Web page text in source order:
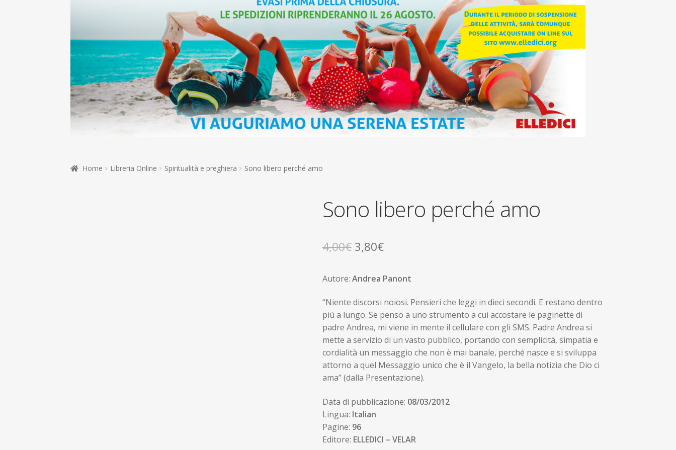
Home Libreria Online Spiritualità e preghiera Sono libero perché amo
Sono libero perché amo
4,00€ Il
originale
era:
4,00€.
3,80€Il
attuale
è:
3,80€.
Autore: Andrea Panont
“Niente discorsi noiosi. Pensieri che leggi in dieci secondi. E restano dentro
più a lungo. Se penso a uno strumento a cui accostare le paginette di
padre Andrea, mi viene in mente il cellulare con gli SMS. Padre Andrea si
mette a servizio di un vasto pubblico, portando con semplicità, simpatia e
cordialità un messaggio che non è mai banale, perché nasce e si sviluppa
attorno a quel Messaggio unico che è il Vangelo, la bella notizia che Dio ci
ama” (dalla Presentazione).
Data di pubblicazione: 08/03/2012
Lingua: Italian
Pagine: 96
Editore: ELLEDICI – VELAR